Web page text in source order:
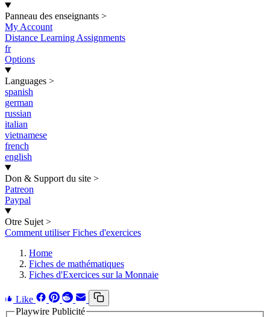
Panneau des enseignants >
My Account
Distance Learning Assignments
fr
Options
Languages >
spanish
german
russian
italian
vietnamese
french
english
Don & Support du site >
Patreon
Paypal
Otre Sujet >
Comment utiliser Fiches d'exercices
Home
Fiches de mathématiques
Fiches d'Exercices sur la Monnaie
Like
Playwire Publicité